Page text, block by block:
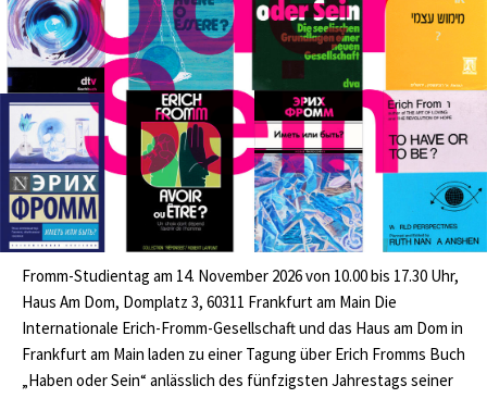
Fromm-Studientag am 14. November 2026 von 10.00 bis 17.30 Uhr,
Haus Am Dom, Domplatz 3, 60311 Frankfurt am Main Die
Internationale Erich-Fromm-Gesellschaft und das Haus am Dom in
Frankfurt am Main laden zu einer Tagung über Erich Fromms Buch
„Haben oder Sein“ anlässlich des fünfzigsten Jahrestags seiner